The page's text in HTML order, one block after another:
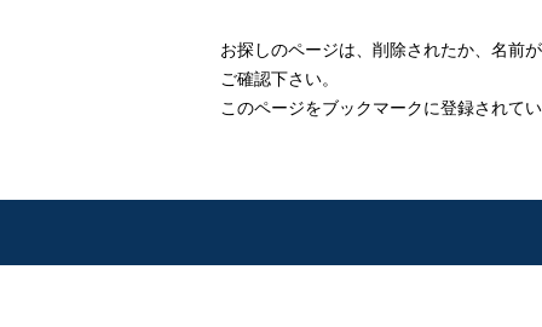
お探しのページは、削除されたか、名前
ご確認下さい。
このページをブックマークに登録されて